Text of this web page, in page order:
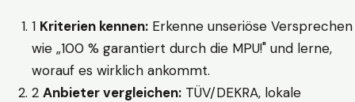
1 Kriterien kennen: Erkenne unseriöse Versprechen
wie „100 % garantiert durch die MPU!" und lerne,
worauf es wirklich ankommt.
2 Anbieter vergleichen: TÜV/DEKRA, lokale